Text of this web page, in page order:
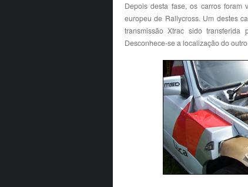
Depois desta fase, os carros
europeu de Rallycross. Um destes
transmissão Xtrac sido
Desconhece-se a localização do